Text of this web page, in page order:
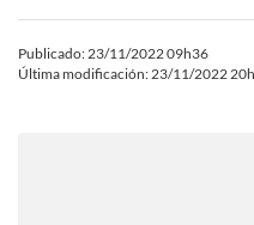
Publicado: 23/11/2022 09h36
Última modificación: 23/11/2022